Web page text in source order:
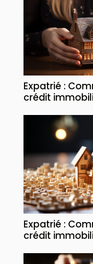
Expatrié :
crédit
Expatrié :
crédit